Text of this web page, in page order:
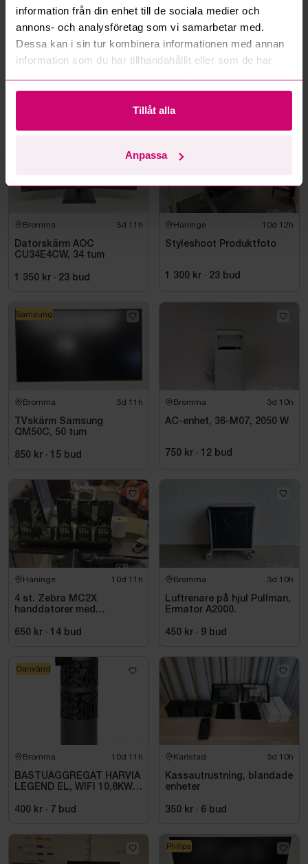
information från din enhet till de sociala medier och
annons- och analysföretag som vi samarbetar med.
Dessa kan i sin tur kombinera informationen med annan
information som du har tillhandahållit eller som de har
Tillåt alla
Anpassa
Kan ni frakta mina vunna objekt?
Läs fler frågor och svar
Mer från samma kategori
Bromma 3d 11h
Datorskärm AOC
CU34E4CW, 34 tum
1 350 kr · 23 bud
Haninge 10d 12h
Styleshoot Produktfoto
1 300 kr · 23 bud
Bromma 3d 11h
TVskärm Samsung
QM50C, 50 tum
850 kr · 15 bud
Samsung
Bromma 3d 10h
AC-enhet, 36-M07, 2050 W
750 kr · 12 bud
Haninge 10d 11h
4 st. Zebra MC2X
handdatorer med
650 kr · 14 bud
Bromma 3d 10h
Luftrenare på hjul Pullman,
Ermator A2000.
450 kr · 9 bud
Bromma 10d 11h
BASTUAGGREGAT HARVIA
LEGEND EL, WIFI 10,8KW
400 kr · 7 bud
Oanvänd
Karlstad 3d 10h
Kassautrustning, blandade
enheter
350 kr · 6 bud
Philips